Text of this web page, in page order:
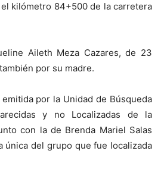
kilómetro 84+500 de la carretera
Aileth Meza Cazares, de 23
por su madre.
por la Unidad de Búsqueda
y no Localizadas de la
con la de Brenda Mariel Salas
única del grupo que fue localizada